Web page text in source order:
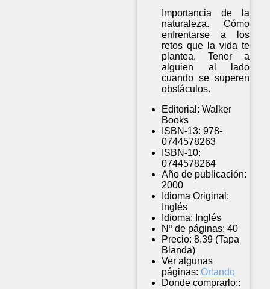
Importancia de la
naturaleza. Cómo
enfrentarse a los
retos que la vida te
plantea. Tener a
alguien al lado
cuando se superen
obstáculos.
Editorial: Walker
Books
ISBN-13: 978-
0744578263
ISBN-10:
0744578264
Año de publicación:
2000
Idioma Original:
Inglés
Idioma: Inglés
Nº de páginas: 40
Precio: 8,39 (Tapa
Blanda)
Ver algunas
páginas: Orlando
Donde comprarlo::